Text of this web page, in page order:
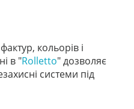
кольорів і
в "Rolletto" дозволяє
системи під